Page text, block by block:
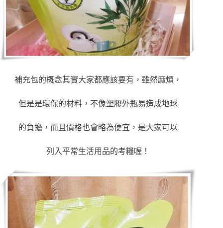
補充包的概念其實大家都應該要有，雖然麻煩，
但是是環保的材料，不像塑膠外瓶易造成地球
的負擔，而且價格也會略為便宜，是大家可以
列入平常生活用品的考糧喔！